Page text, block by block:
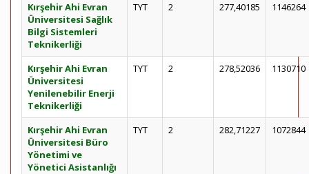
Kırşehir Ahi Evran
Üniversitesi Sağlık
Bilgi Sistemleri
Teknikerliği
TYT 2 277,40185 1146264
Kırşehir Ahi Evran
Üniversitesi
Yenilenebilir Enerji
Teknikerliği
TYT 2 278,52036 1130710
Kırşehir Ahi Evran
Üniversitesi Büro
Yönetimi ve
Yönetici Asistanlığı
TYT 2 282,71227 1072844